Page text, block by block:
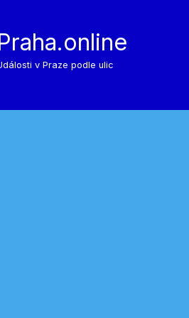
v Praze podle ulic